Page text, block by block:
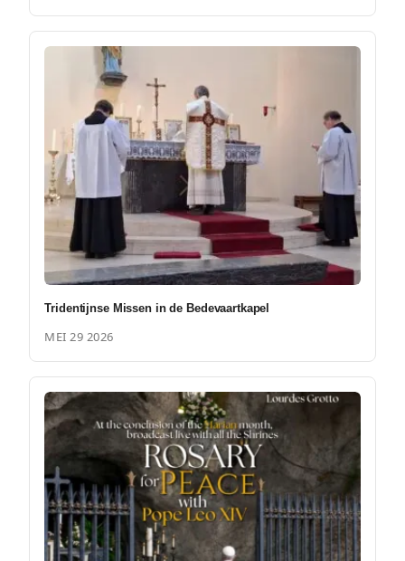
Tridentijnse Missen in de Bedevaartkapel
MEI 29 2026